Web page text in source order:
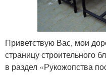
Приветствую Вас, мои
страницу строительного
в раздел «Рукожопства